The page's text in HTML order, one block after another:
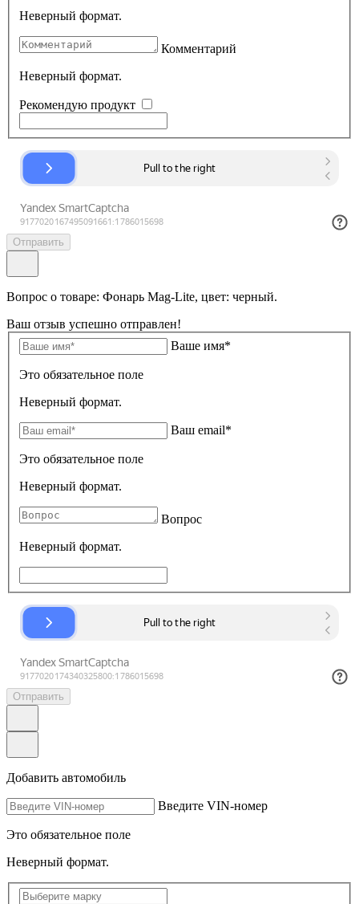
Неверный формат.
Комментарий
Неверный формат.
Рекомендую продукт
Отправить
Вопрос о товаре: Фонарь Mag-Lite, цвет: черный.
Ваш отзыв успешно отправлен!
Ваше имя*
Это обязательное поле
Неверный формат.
Ваш email*
Это обязательное поле
Неверный формат.
Вопрос
Неверный формат.
Отправить
Добавить автомобиль
Введите VIN-номер
Это обязательное поле
Неверный формат.